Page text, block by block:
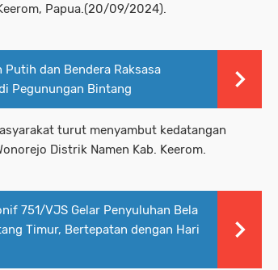
Papua.(20/09/2024).
Putih dan Bendera Raksasa
Pegunungan Bintang
turut menyambut kedatangan
Distrik Namen Kab. Keerom.
751/VJS Gelar Penyuluhan Bela
Timur, Bertepatan dengan Hari